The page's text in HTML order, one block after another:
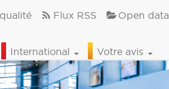
Flux RSS Open data
International Votre avis